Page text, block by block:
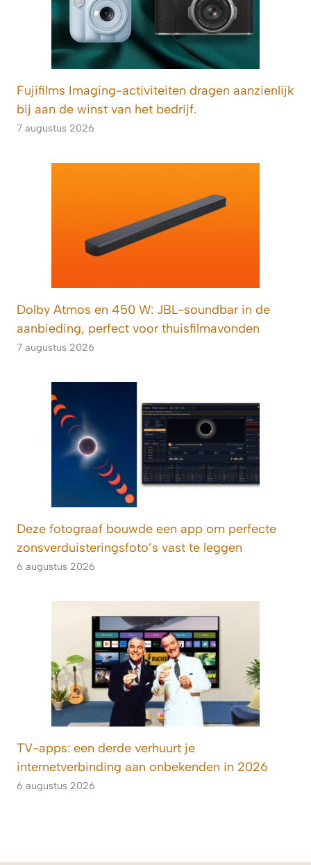
Fujifilms Imaging-activiteiten dragen aanzienlijk
bij aan de winst van het bedrijf.
7 augustus 2026
Dolby Atmos en 450 W: JBL-soundbar in de
aanbieding, perfect voor thuisfilmavonden
7 augustus 2026
Deze fotograaf bouwde een app om perfecte
zonsverduisteringsfoto’s vast te leggen
6 augustus 2026
TV-apps: een derde verhuurt je
internetverbinding aan onbekenden in 2026
6 augustus 2026